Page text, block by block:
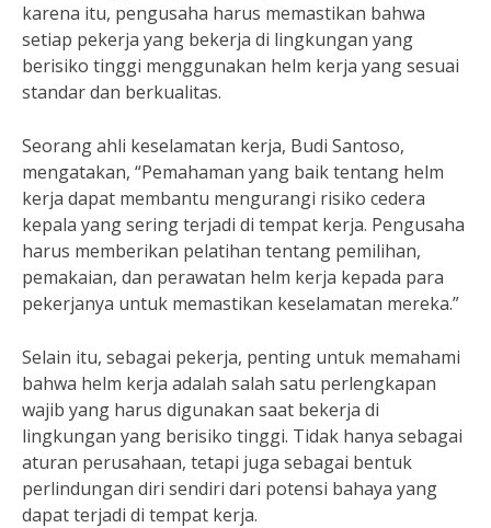
karena itu, pengusaha harus memastikan bahwa
setiap pekerja yang bekerja di lingkungan yang
berisiko tinggi menggunakan helm kerja yang sesuai
standar dan berkualitas.
Seorang ahli keselamatan kerja, Budi Santoso,
mengatakan, “Pemahaman yang baik tentang helm
kerja dapat membantu mengurangi risiko cedera
kepala yang sering terjadi di tempat kerja. Pengusaha
harus memberikan pelatihan tentang pemilihan,
pemakaian, dan perawatan helm kerja kepada para
pekerjanya untuk memastikan keselamatan mereka.”
Selain itu, sebagai pekerja, penting untuk memahami
bahwa helm kerja adalah salah satu perlengkapan
wajib yang harus digunakan saat bekerja di
lingkungan yang berisiko tinggi. Tidak hanya sebagai
aturan perusahaan, tetapi juga sebagai bentuk
perlindungan diri sendiri dari potensi bahaya yang
dapat terjadi di tempat kerja.